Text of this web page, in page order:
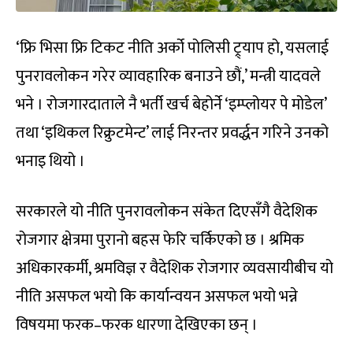
‘फ्रि भिसा फ्रि टिकट नीति अर्को पोलिसी ट्र्याप हो, यसलाई
पुनरावलोकन गरेर व्यावहारिक बनाउने छौं,’ मन्त्री यादवले
भने । रोजगारदाताले नै भर्ती खर्च बेहोर्ने ‘इम्प्लोयर पे मोडेल’
तथा ‘इथिकल रिक्रुटमेन्ट’ लाई निरन्तर प्रवर्द्धन गरिने उनको
भनाइ थियो ।
सरकारले यो नीति पुनरावलोकन संकेत दिएसँगै वैदेशिक
रोजगार क्षेत्रमा पुरानो बहस फेरि चर्किएको छ । श्रमिक
अधिकारकर्मी, श्रमविज्ञ र वैदेशिक रोजगार व्यवसायीबीच यो
नीति असफल भयो कि कार्यान्वयन असफल भयो भन्ने
विषयमा फरक–फरक धारणा देखिएका छन् ।